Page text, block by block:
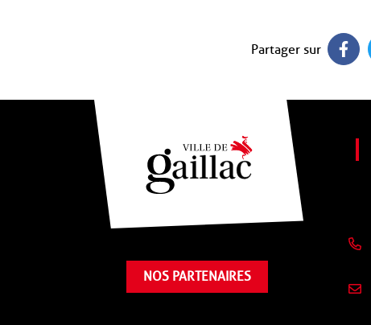
Partager sur
NOS PARTENAIRES